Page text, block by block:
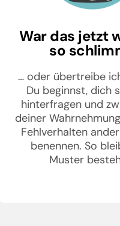
War das jetzt
so
… oder übertreibe
Du beginnst, dich
hinterfragen und
deiner
Fehlverhalten
benennen. So
Muster